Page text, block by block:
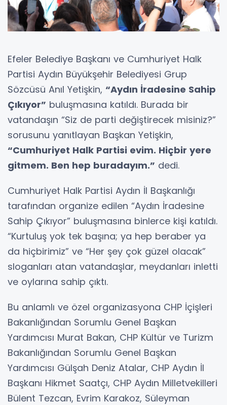
Efeler Belediye Başkanı ve Cumhuriyet Halk
Partisi Aydın Büyükşehir Belediyesi Grup
Sözcüsü Anıl Yetişkin, “Aydın İradesine Sahip
Çıkıyor” buluşmasına katıldı. Burada bir
vatandaşın “Siz de parti değiştirecek misiniz?”
sorusunu yanıtlayan Başkan Yetişkin,
“Cumhuriyet Halk Partisi evim. Hiçbir yere
gitmem. Ben hep buradayım.” dedi.
Cumhuriyet Halk Partisi Aydın İl Başkanlığı
tarafından organize edilen “Aydın İradesine
Sahip Çıkıyor” buluşmasına binlerce kişi katıldı.
“Kurtuluş yok tek başına; ya hep beraber ya
da hiçbirimiz” ve “Her şey çok güzel olacak”
sloganları atan vatandaşlar, meydanları inletti
ve oylarına sahip çıktı.
Bu anlamlı ve özel organizasyona CHP İçişleri
Bakanlığından Sorumlu Genel Başkan
Yardımcısı Murat Bakan, CHP Kültür ve Turizm
Bakanlığından Sorumlu Genel Başkan
Yardımcısı Gülşah Deniz Atalar, CHP Aydın İl
Başkanı Hikmet Saatçı, CHP Aydın Milletvekilleri
Bülent Tezcan, Evrim Karakoz, Süleyman